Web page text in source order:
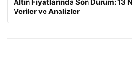
Altın Fiyatlarında Son Durum: 13
Veriler ve Analizler